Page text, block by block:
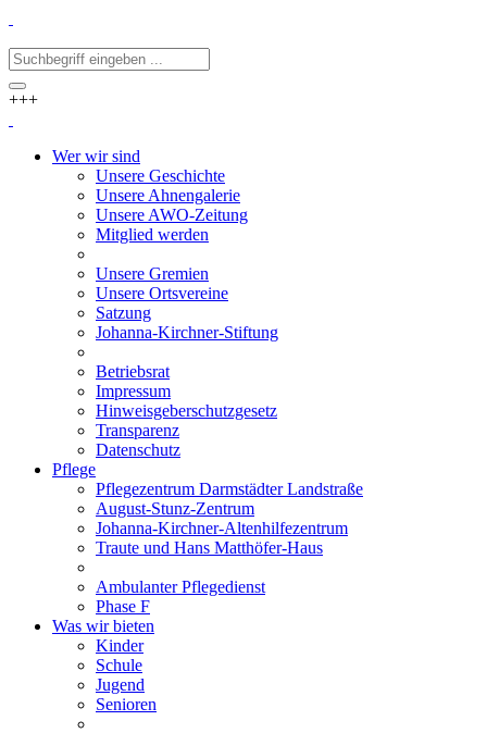
+++
Wer wir sind
Unsere Geschichte
Unsere Ahnengalerie
Unsere AWO-Zeitung
Mitglied werden
Unsere Gremien
Unsere Ortsvereine
Satzung
Johanna-Kirchner-Stiftung
Betriebsrat
Impressum
Hinweisgeberschutzgesetz
Transparenz
Datenschutz
Pflege
Pflegezentrum Darmstädter Landstraße
August-Stunz-Zentrum
Johanna-Kirchner-Altenhilfezentrum
Traute und Hans Matthöfer-Haus
Ambulanter Pflegedienst
Phase F
Was wir bieten
Kinder
Schule
Jugend
Senioren